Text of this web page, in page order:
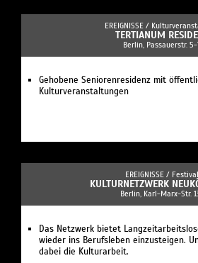
EREIGNISSE /
TERTIANUM
Berlin, Passauerstr.
Gehobene Seniorenresidenz mit
Kulturveranstaltungen
EREIGNISSE / Festival
KULTURNETZWERK
Berlin, Karl-Marx-Str.
Das Netzwerk bietet
wieder ins Berufsleben einzusteigen.
dabei die Kulturarbeit.